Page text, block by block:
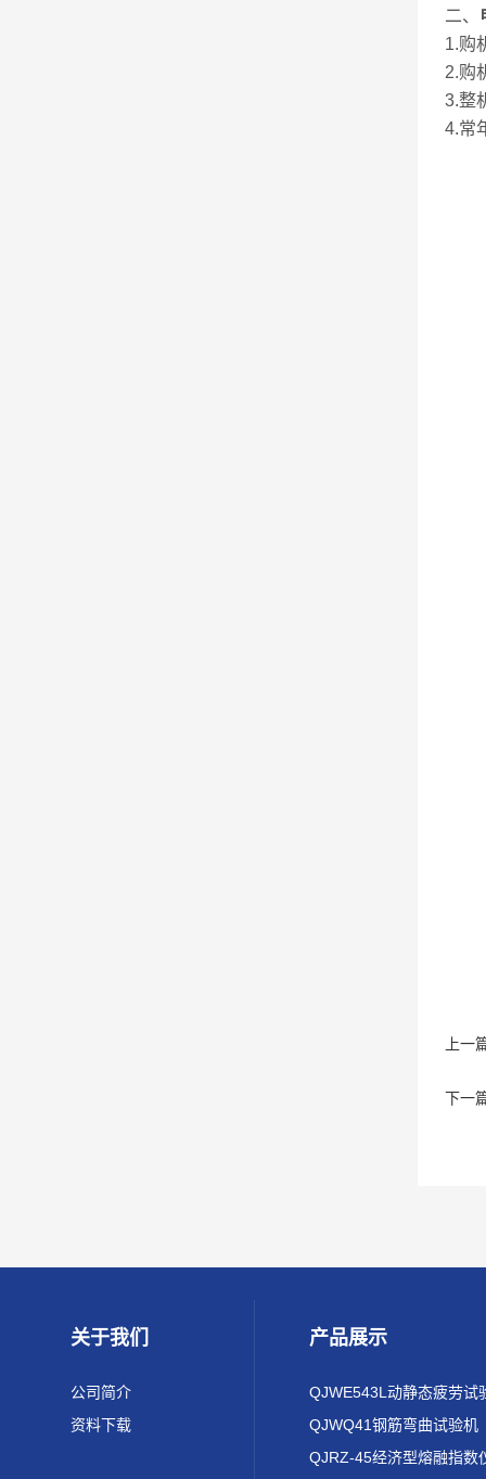
二、
1.购
2.购
3.整
4.常
上一
下一
关于我们
公司简介
资料下载
产品展示
QJWE543L动静态疲劳试
QJWQ41钢筋弯曲试验机
QJRZ-45经济型熔融指数